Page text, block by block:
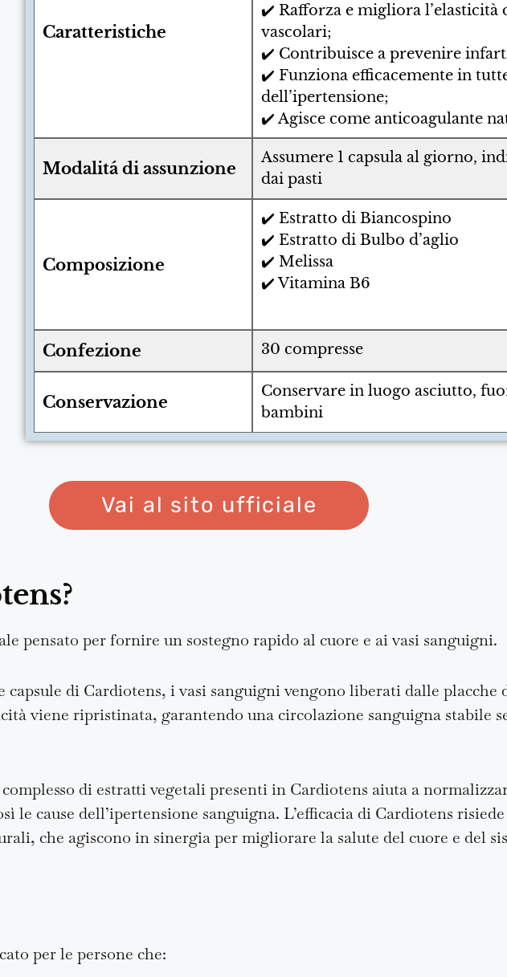
Caratteristiche
✔️ Rafforza e migliora l’elasticità
vascolari;
✔️ Contribuisce a prevenire
✔️ Funziona efficacemente in
dell’ipertensione;
✔️ Agisce come anticoagulante
Modalitá di assunzione
Assumere 1 capsula al giorno,
dai pasti
Composizione
✔️ Estratto di Biancospino
✔️ Estratto di Bulbo d’aglio
✔️ Melissa
✔️ Vitamina B6
Confezione 30 compresse
Conservazione
Conservare in luogo asciutto,
bambini
Vai al sito ufficiale
pensato per fornire un sostegno rapido al cuore e ai vasi sanguigni.
di Cardiotens, i vasi sanguigni vengono liberati dalle placche
viene ripristinata, garantendo una circolazione sanguigna stabile
di estratti vegetali presenti in Cardiotens aiuta a
le cause dell’ipertensione sanguigna. L’efficacia di Cardiotens
che agiscono in sinergia per migliorare la salute del cuore e del
per le persone che: